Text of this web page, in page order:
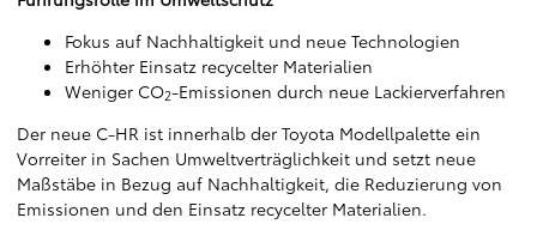
Fokus auf Nachhaltigkeit und neue Technologien
Erhöhter Einsatz recycelter Materialien
Weniger CO2-Emissionen durch neue Lackierverfahren
Der neue C-HR ist innerhalb der Toyota Modellpalette ein
Vorreiter in Sachen Umweltverträglichkeit und setzt neue
Maßstäbe in Bezug auf Nachhaltigkeit, die Reduzierung von
Emissionen und den Einsatz recycelter Materialien.